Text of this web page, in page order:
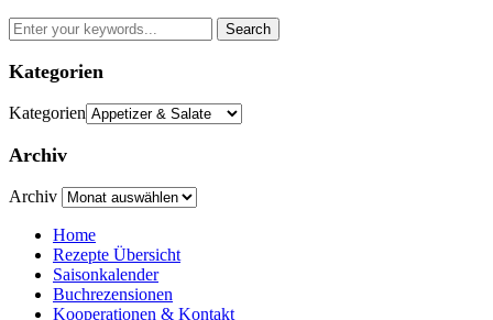
Kategorien
Kategorien
Archiv
Archiv
Home
Rezepte Übersicht
Saisonkalender
Buchrezensionen
Kooperationen & Kontakt